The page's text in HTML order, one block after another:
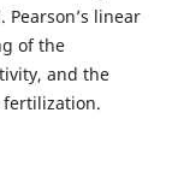
linear
of the
and the